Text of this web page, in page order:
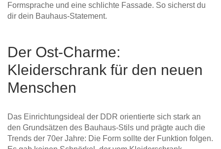
Formsprache und eine schlichte Fassade. So sicherst du
dir dein Bauhaus-Statement.
Der Ost-Charme:
Kleiderschrank für den neuen
Menschen
Das Einrichtungsideal der DDR orientierte sich stark an
den Grundsätzen des Bauhaus-Stils und prägte auch die
Trends der 70er Jahre: Die Form sollte der Funktion folgen.